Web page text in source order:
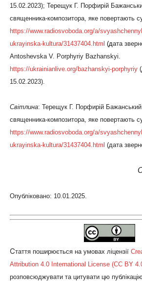
15.02.2023); Терещук Г. Порфирій
священника-композитора, яке повертають
https://www.radiosvoboda.org/a/
ukrayinska-kultura/31437404.html (дата
Antoshevska V. Porphyriy Bazhanskyi.
https://ukrainianlive.org/bazhanskyi-porphyriy
15.02.2023).
Світлина: Терещук Г. Порфирій Бажанський
священника-композитора, яке повертають
https://www.radiosvoboda.org/a/
ukrayinska-kultura/31437404.html (дата
Опубліковано: 10.01.2025.
Стаття поширюється на умовах ліцензії
Attribution 4.0 International License (CC BY
розповсюджувати та цитувати цю